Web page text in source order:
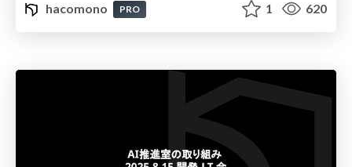
hacomono
PRO 1 620